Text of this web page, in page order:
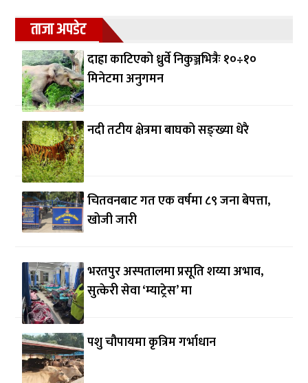
ताजा अपडेट
दाह्रा काटिएको ध्रुर्वे निकुञ्जभित्रैः १०÷१०
मिनेटमा अनुगमन
नदी तटीय क्षेत्रमा बाघको सङ्ख्या धेरै
चितवनबाट गत एक वर्षमा ८९ जना बेपत्ता,
खोजी जारी
भरतपुर अस्पतालमा प्रसूति शय्या अभाव,
सुत्केरी सेवा ‘म्याट्रेस’ मा
पशु चौपायमा कृत्रिम गर्भाधान